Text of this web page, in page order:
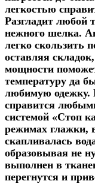
легкостью
Разгладит любой
нежного шелка.
легко скользить
оставляя
мощности
температуру да
любимую одежку.
справится
системой «Стоп
режимах глажки,
скапливалась
образовывая не
выполнен в
перегнутся и